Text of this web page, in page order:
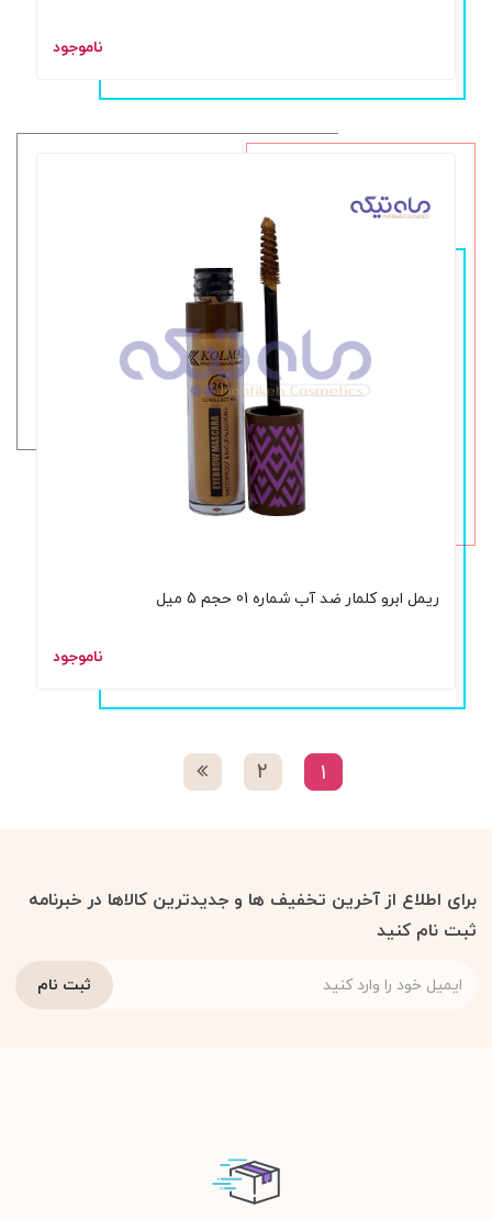
ناموجود
ریمل ابرو کلمار ضد آب شماره 01 حجم 5 میل
ناموجود
1
2
برای اطلاع از آخرین تخفیف ها و جدیدترین کالاها در خبرنامه
ثبت نام کنید